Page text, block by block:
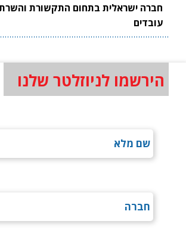
חברה ישראלית בתחום התקשורת
עובדים
הירשמו לניוזלטר שלנו